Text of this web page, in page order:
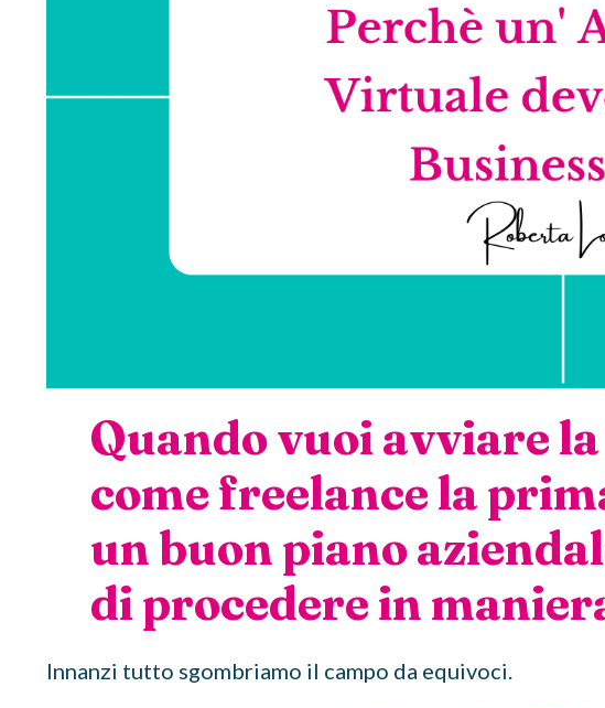
Quando vuoi avviare
come freelance la
un buon piano
di procedere in
Innanzi tutto sgombriamo il campo da equivoci.